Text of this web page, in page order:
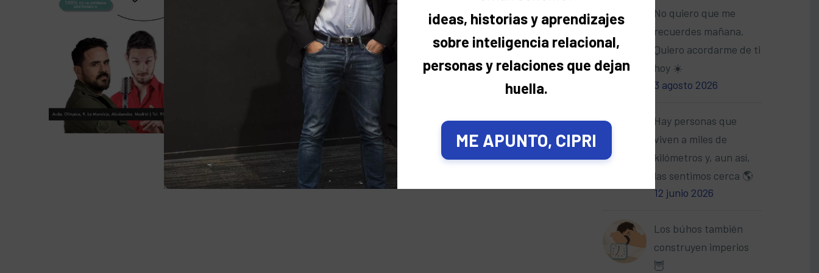
El cien por cien de la entrada (10 euros con consumición) va
destinada a esta Fundación.
¡Te espero!
No quiero que me
recuerdes mañana.
Quiero acordarme de ti
hoy ☀️
3 agosto 2026
Hay personas que
viven a miles de
kilómetros y, aun así,
las sentimos cerca 🌎
12 junio 2026
Los búhos también
construyen imperios
🦉
ideas, historias y aprendizajes
sobre inteligencia relacional,
personas y relaciones que dejan
huella.
ME APUNTO, CIPRI